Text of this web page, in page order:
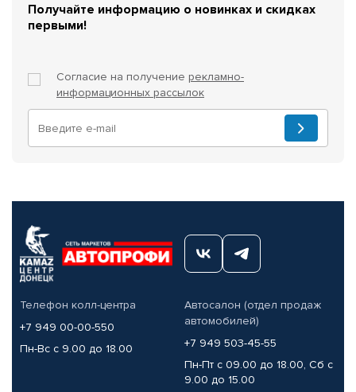
Получайте информацию о новинках и скидках
первыми!
Согласие на получение рекламно-
информационных рассылок
Телефон колл-центра
+7 949 00-00-550
Пн-Вс с 9.00 до 18.00
Автосалон (отдел продаж
автомобилей)
+7 949 503-45-55
Пн-Пт с 09.00 до 18.00, Сб с
9.00 до 15.00